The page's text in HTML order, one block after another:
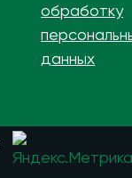
обработку
данных